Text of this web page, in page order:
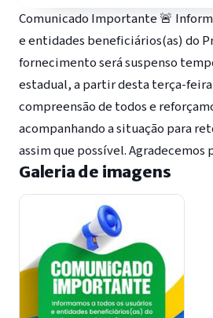
Comunicado Importante 🚨
e entidades beneficiários(as) do
fornecimento será suspenso
estadual, a partir desta terça-
compreensão de todos e
acompanhando a situação para
assim que possível. Agradecemos
Galeria de imagens